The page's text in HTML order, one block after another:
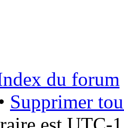
du forum
Supprimer